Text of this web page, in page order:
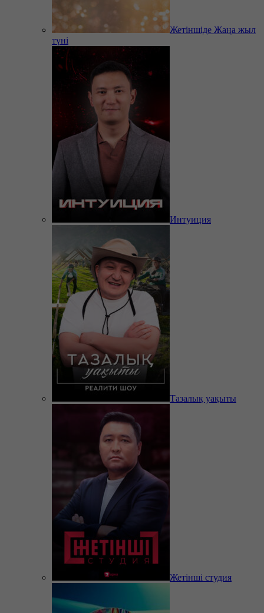
Жетіншіде Жаңа жыл
түні
Интуиция
Тазалық уақыты
Жетінші студия